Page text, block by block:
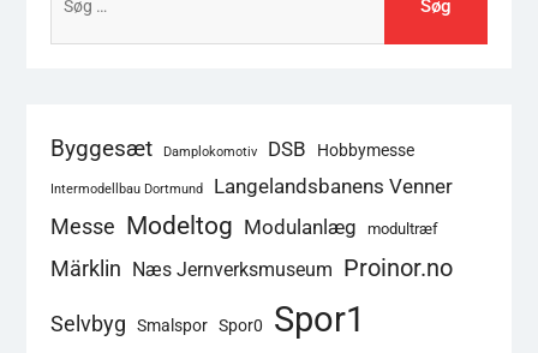
efter:
Byggesæt Damplokomotiv DSB Hobbymesse
Intermodellbau Dortmund
Langelandsbanens Venner
Messe Modeltog Modulanlæg modultræf
Märklin Næs Jernverksmuseum Proinor.no
Selvbyg Smalspor Spor0 Spor1